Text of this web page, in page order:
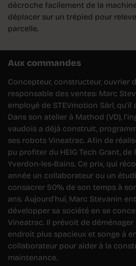
décroche facilement de la
déplacer sur un trépied pour
parcelle.
Aux commandes
Concepteur, constructeur, ouvrier
responsable des ventes: Marc
employé de STEVmotion Sàrl, qu’il
Dans son atelier à Mathod (VD),
vaudois a déjà construit,
ses robots Vineatrac. Afin de
pu profiter du HEIG Tech Grant, de
Yverdon-les-Bains. Ce prix, qui
année un collaborateur ou un
consacrer 50% de son temps à
ans. Aujourd’hui, Marc Stevanin
développer sa société en se
Vineatrac. Il prévoit de
endroit plus spacieux et songe à
collaborateur pour aider à la
maintenance.